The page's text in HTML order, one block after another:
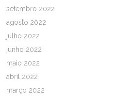
setembro 2022
agosto 2022
julho 2022
junho 2022
maio 2022
abril 2022
março 2022